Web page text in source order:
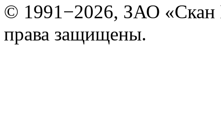
© 1991−2026, ЗАО «Скан
права защищены.